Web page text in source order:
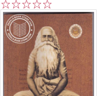
5
4
3
2
1